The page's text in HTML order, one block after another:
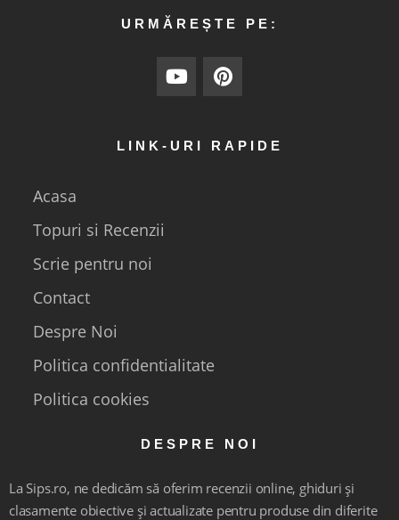
URMĂREȘTE PE:
LINK-URI RAPIDE
Acasa
Topuri si Recenzii
Scrie pentru noi
Contact
Despre Noi
Politica confidentialitate
Politica cookies
DESPRE NOI
La Sips.ro, ne dedicăm să oferim recenzii online, ghiduri și
clasamente obiective și actualizate pentru produse din diferite